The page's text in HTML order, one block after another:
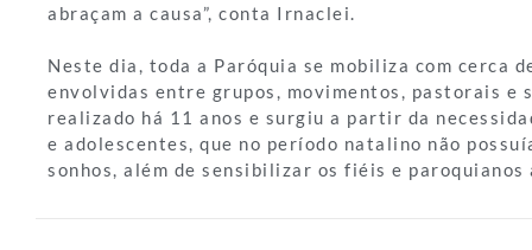
abraçam a causa”, conta Irnaclei.
Neste dia, toda a Paróquia se mobiliza com cerca
envolvidas entre grupos, movimentos, pastorais e
realizado há 11 anos e surgiu a partir da
e adolescentes, que no período natalino não
sonhos, além de sensibilizar os fiéis e paroquianos